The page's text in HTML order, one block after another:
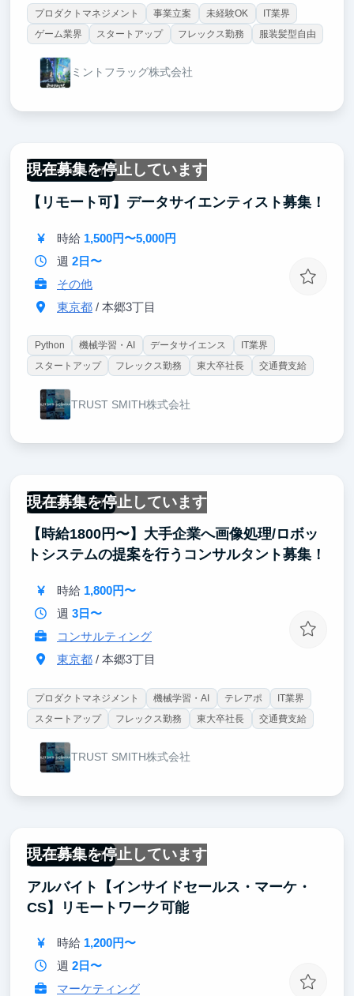
プロダクトマネジメント 事業立案 未経験OK
IT業界
ゲーム業界
スタートアップ フレックス勤務 服装髪型自由
ミントフラッグ株式会社
現在募集を停止しています
一部リモート可
【リモート可】データサイエンティスト募集！
時給 1,500円〜5,000円
週 2日〜
その他
東京都/ 本郷3丁目
Python 機械学習・AI データサイエンス
IT業界
スタートアップ
フレックス勤務 東大卒社長 交通費支給
TRUST SMITH株式会社
現在募集を停止しています
一部リモート可
【時給1800円〜】大手企業へ画像処理/ロボッ
トシステムの提案を行うコンサルタント募集！
時給 1,800円〜
週 3日〜
コンサルティング
東京都/ 本郷3丁目
プロダクトマネジメント 機械学習・AI テレアポ
IT業界
スタートアップ
フレックス勤務 東大卒社長 交通費支給
TRUST SMITH株式会社
現在募集を停止しています
一部リモート可
アルバイト【インサイドセールス・マーケ・
CS】リモートワーク可能
時給 1,200円〜
週 2日〜
マーケティング